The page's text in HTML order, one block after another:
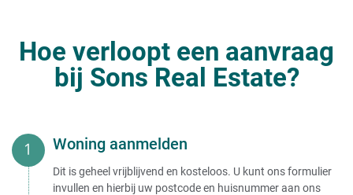
Hoe verloopt een aanvraag
bij Sons Real Estate?
Woning aanmelden
Dit is geheel vrijblijvend en kosteloos. U kunt ons formulier
invullen en hierbij uw postcode en huisnummer aan ons